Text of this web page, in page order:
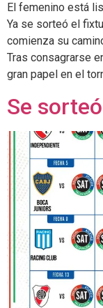
El femenino está
Ya se sorteó el
comienza su
Tras consagrarse
gran papel en el
Se